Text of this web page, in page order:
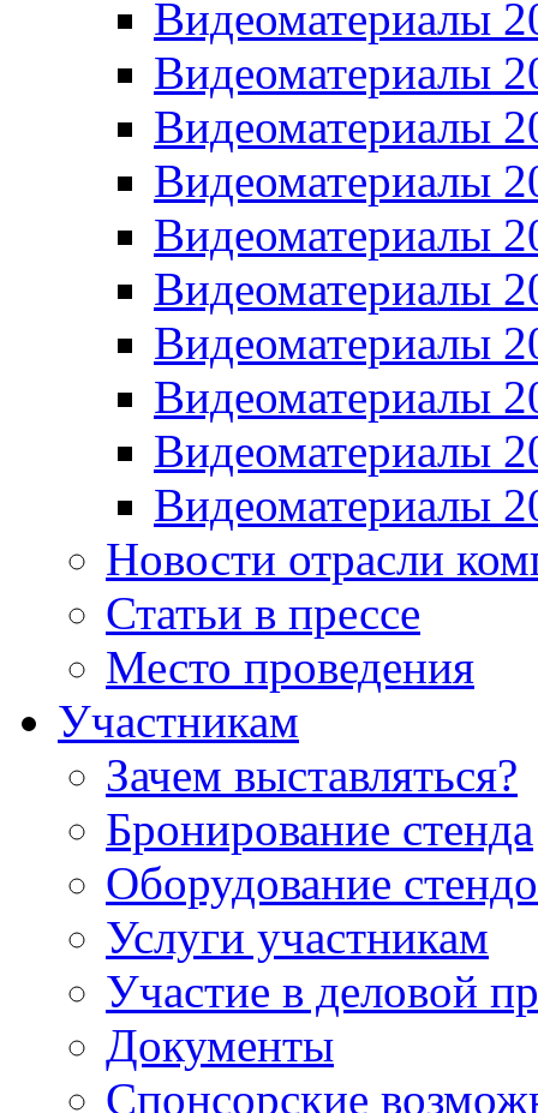
Видеоматериалы
Видеоматериалы
Видеоматериалы
Видеоматериалы
Видеоматериалы
Видеоматериалы
Видеоматериалы
Видеоматериалы
Видеоматериалы
Видеоматериалы
Новости отрасли
Статьи в прессе
Место проведения
Участникам
Зачем выставляться?
Бронирование стенда
Оборудование
Услуги участникам
Участие в деловой
Документы
Спонсорские